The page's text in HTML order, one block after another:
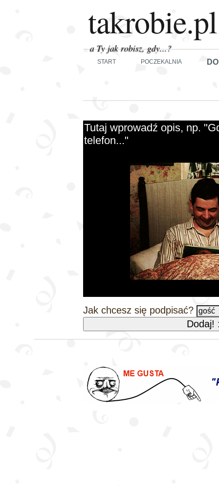
takrobie.pl
a Ty jak robisz, gdy...?
START POCZEKALNIA
Jak chcesz się podpisać?